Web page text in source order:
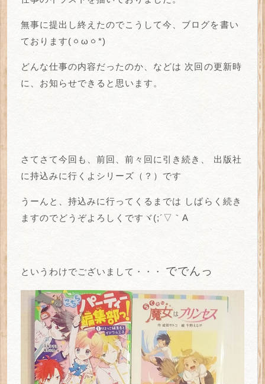
無事に提出し終えたのでこうして今、ブログを書い
ております(ㆁωㆁ*)
どんな仕事の内容だったのか、などは 次回の更新時
に、お知らせできると思います。
さてさて今回も、前回、前々回に引き続き、
出版社
に持込みに行くよシリーズ（？）です
うーんと、持込みに行ってくるまでは しばらく続き
ますのでどうぞよろしくですヾ(;´▽｀A
というわけでございまして・・・ ででんっ